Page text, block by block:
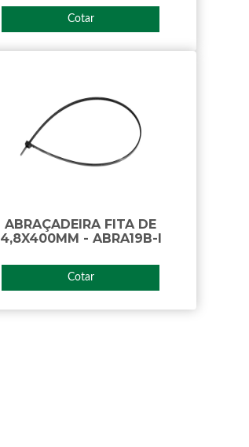
Cotar
ABRAÇADEIRA FITA DE
4,8X400MM - ABRA19B-I
Cotar